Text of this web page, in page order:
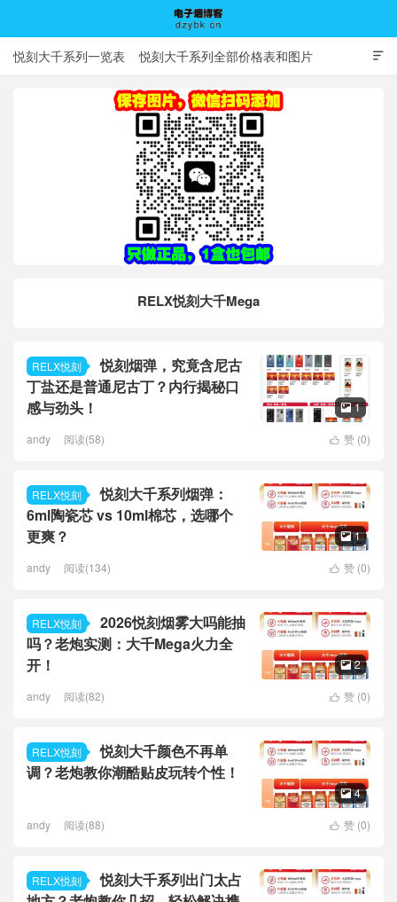
电子烟博客

悦刻大千系列一览表 悦刻大千系列全部价格表和图片
RELX悦刻大千Mega
RELX悦刻
悦刻烟弹，究竟含尼古
丁盐还是普通尼古丁？内行揭秘口
感与劲头！
 1
 赞 (0)
andy 阅读(58)
RELX悦刻
悦刻大千系列烟弹：
6ml陶瓷芯 vs 10ml棉芯，选哪个
更爽？
 1
 赞 (0)
andy 阅读(134)
RELX悦刻
2026悦刻烟雾大吗能抽
吗？老炮实测：大千Mega火力全
开！
 2
 赞 (0)
andy 阅读(82)
RELX悦刻
悦刻大千颜色不再单
调？老炮教你潮酷贴皮玩转个性！
 4
 赞 (0)
andy 阅读(88)
RELX悦刻
悦刻大千系列出门太占